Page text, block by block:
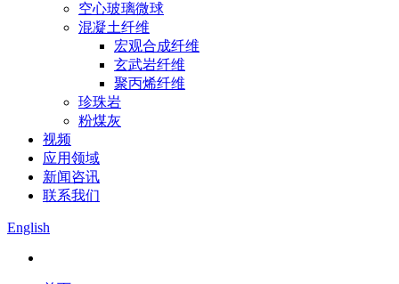
空心玻璃微球
混凝土纤维
宏观合成纤维
玄武岩纤维
聚丙烯纤维
珍珠岩
粉煤灰
视频
应用领域
新闻咨讯
联系我们
English